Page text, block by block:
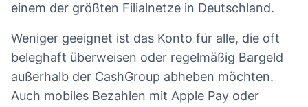
einem der größten Filialnetze in Deutschland.
Weniger geeignet ist das Konto für alle, die oft
beleghaft überweisen oder regelmäßig Bargeld
außerhalb der CashGroup abheben möchten.
Auch mobiles Bezahlen mit Apple Pay oder